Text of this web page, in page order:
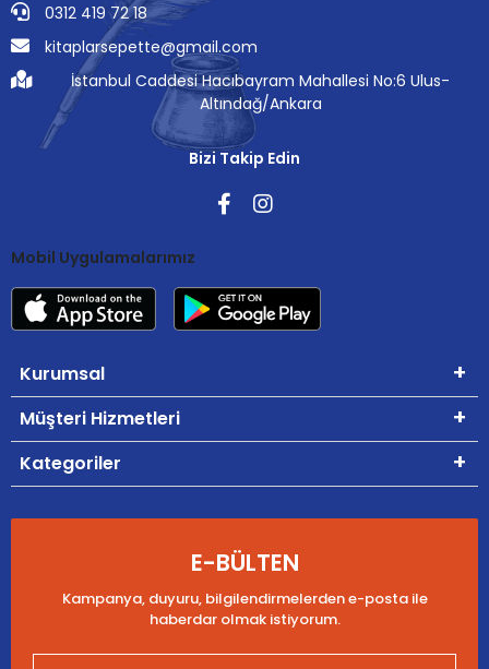
0312 419 72 18
kitaplarsepette@gmail.com
İstanbul Caddesi Hacıbayram Mahallesi No:6 Ulus-
Altındağ/Ankara
Bizi Takip Edin
Mobil Uygulamalarımız
Kurumsal
Müşteri Hizmetleri
Kategoriler
E-BÜLTEN
Kampanya, duyuru, bilgilendirmelerden e-posta ile
haberdar olmak istiyorum.